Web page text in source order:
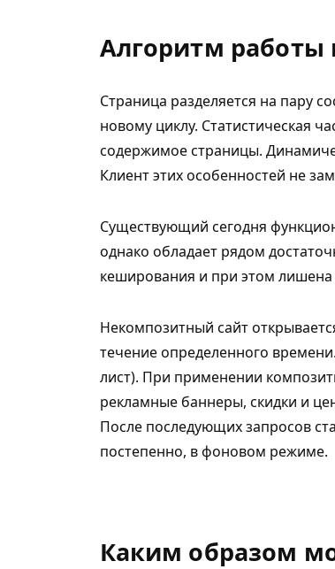
Алгоритм работы
Страница разделяется на пару
новому циклу. Статистическая
содержимое страницы.
Клиент этих особенностей не
Существующий сегодня
однако обладает рядом
кеширования и при этом лишена
Некомпозитный сайт
течение определенного
лист). При применении
рекламные баннеры, скидки и
После последующих запросов
постепенно, в фоновом режиме.
Каким образом